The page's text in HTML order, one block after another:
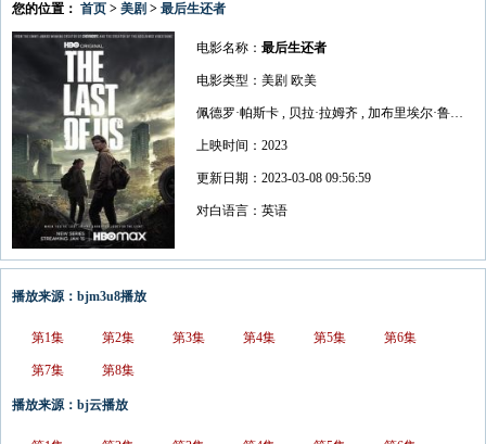
您的位置： 首页 > 美剧 > 最后生还者
电影名称： 最后生还者
电影类型：美剧 欧美
佩德罗·帕斯卡 , 贝拉·拉姆齐 , 加布里埃尔·鲁纳 , 安娜·托芙 , 妮可·帕克
上映时间：2023
更新日期：2023-03-08 09:56:59
对白语言：英语
播放来源：bjm3u8播放
第1集 第2集 第3集 第4集 第5集 第6集
第7集 第8集
播放来源：bj云播放